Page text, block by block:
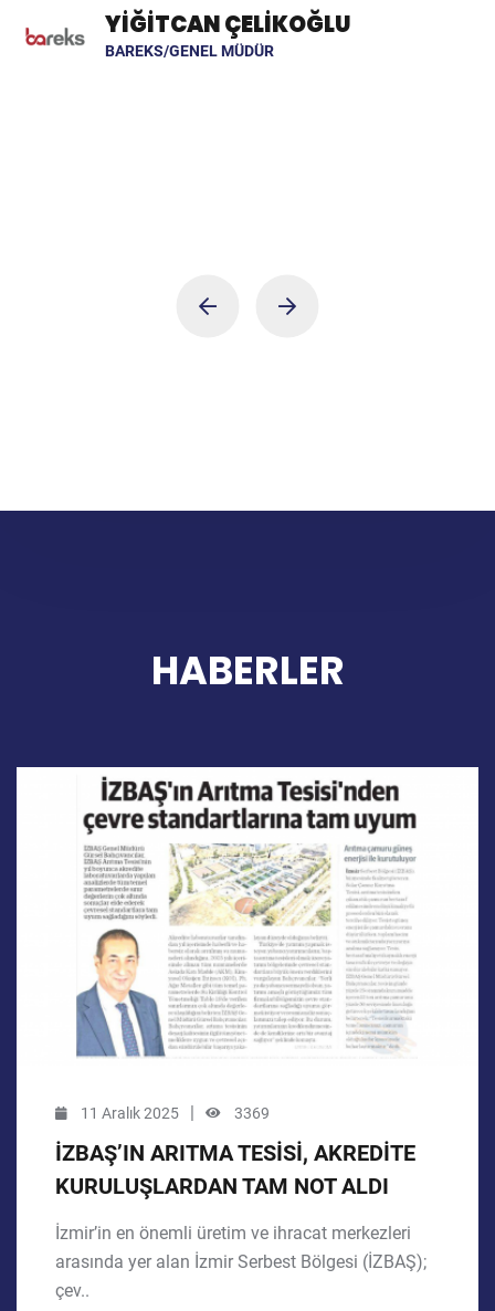
YİĞİTCAN ÇELİKOĞLU
BAREKS/GENEL MÜDÜR
HABERLER
11 Aralık 2025 | 3369
İZBAŞ’IN ARITMA TESİSİ, AKREDİTE
KURULUŞLARDAN TAM NOT ALDI
İzmir’in en önemli üretim ve ihracat merkezleri
arasında yer alan İzmir Serbest Bölgesi (İZBAŞ);
çev..